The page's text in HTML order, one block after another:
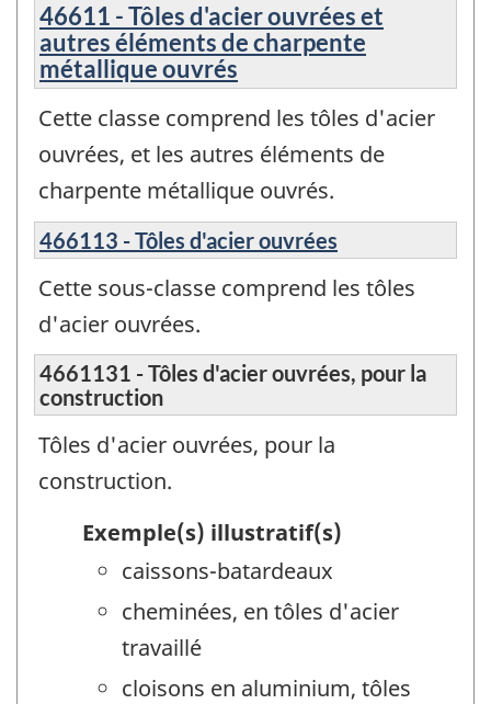
46611 - Tôles d'acier ouvrées et
autres éléments de charpente
métallique ouvrés
Cette classe comprend les tôles d'acier
ouvrées, et les autres éléments de
charpente métallique ouvrés.
466113 - Tôles d'acier ouvrées
Cette sous-classe comprend les tôles
d'acier ouvrées.
4661131 - Tôles d'acier ouvrées, pour la
construction
Tôles d'acier ouvrées, pour la
construction.
Exemple(s) illustratif(s)
caissons-batardeaux
cheminées, en tôles d'acier
travaillé
cloisons en aluminium, tôles